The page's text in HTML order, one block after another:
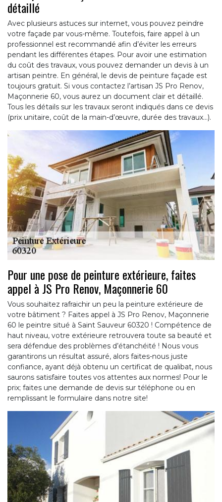
détaillé
Avec plusieurs astuces sur internet, vous pouvez peindre
votre façade par vous-même. Toutefois, faire appel à un
professionnel est recommandé afin d’éviter les erreurs
pendant les différentes étapes. Pour avoir une estimation
du coût des travaux, vous pouvez demander un devis à un
artisan peintre. En général, le devis de peinture façade est
toujours gratuit. Si vous contactez l’artisan JS Pro Renov,
Maçonnerie 60, vous aurez un document clair et détaillé.
Tous les détails sur les travaux seront indiqués dans ce devis
(prix unitaire, coût de la main-d’œuvre, durée des travaux…).
Pour une pose de peinture extérieure, faites
appel à JS Pro Renov, Maçonnerie 60
Vous souhaitez rafraichir un peu la peinture extérieure de
votre bâtiment ? Faites appel à JS Pro Renov, Maçonnerie
60 le peintre situé à Saint Sauveur 60320 ! Compétence de
haut niveau, votre extérieure retrouvera toute sa beauté et
sera défendue des problèmes d’étanchéité ! Nous vous
garantirons un résultat assuré, alors faites-nous juste
confiance, ayant déjà obtenu un certificat de qualibat, nous
saurons satisfaire toutes vos attentes aux normes! Pour le
prix; faites une demande de devis sur téléphone ou en
remplissant le formulaire dans notre site!